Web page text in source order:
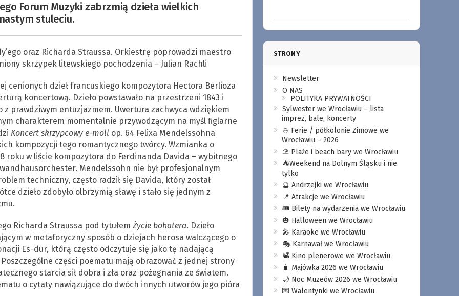
Forum Muzyki zabrzmią dzieła wielkich
stuleciu.
oraz Richarda Straussa. Orkiestrę poprowadzi maestro
skrzypek litewskiego pochodzenia – Julian Rachli
cenionych dzieł francuskiego kompozytora Hectora Berlioza
koncertową. Dzieło powstawało na przestrzeni 1843 i
prawdziwym entuzjazmem. Uwertura zachwyca wdziękiem
charakterem momentalnie przywodzącym na myśl figlarne
Koncert skrzypcowy e-moll op. 64 Felixa Mendelssohna
kompozycji tego romantycznego twórcy. Wzmianka o
roku w liście kompozytora do Ferdinanda Davida – wybitnego
Mendelssohn nie był profesjonalnym
techniczny, często radził się Davida, który został
dzieło zdobyło olbrzymią sławę i stało się jednym z
Richarda Straussa pod tytułem Życie bohatera. Dzieło
w metaforyczny sposób o dziejach herosa walczącego o
Es-dur, którą często odczytuje się jako tę nadającą
części poematu mają obrazować z jednej strony
starcia sił dobra i zła oraz pożegnania ze światem.
o cytaty nawiązujące do dwóch innych utworów jego pióra
STRONY
Newsletter
O NAS
POLITYKA PRYWATNOŚCI
Sylwester we Wrocławiu – lista
imprez, bale, koncerty
⛄️ Ferie / półkolonie Zimowe we
Wrocławiu – 2026
⛱️ Plaże i beach bary we Wrocławiu
⛺️Weekend na Dolnym Śląsku i nie
tylko
🔮 Andrzejki we Wrocławiu
📍 Atrakcje we Wrocławiu
🎟️ Bilety na wydarzenia we Wrocławiu
🎃 Halloween we Wrocławiu
🎤 Karaoke we Wrocławiu
🎭 Karnawał we Wrocławiu
📽️ Kino plenerowe we Wrocławiu
🧳 Majówka 2026 we Wrocławiu
🌙 Noc Muzeów 2026 we Wrocławiu
💌 Walentynki we Wrocławiu